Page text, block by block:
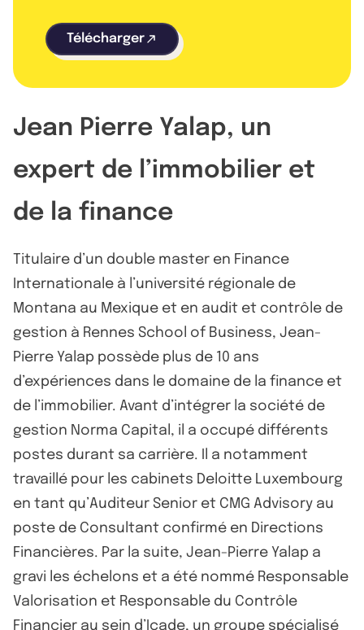
Télécharger
Jean Pierre Yalap, un
expert de l’immobilier et
de la finance
Titulaire d’un double master en Finance
Internationale à l’université régionale de
Montana au Mexique et en audit et contrôle de
gestion à Rennes School of Business, Jean-
Pierre Yalap possède plus de 10 ans
d’expériences dans le domaine de la finance et
de l’immobilier. Avant d’intégrer la société de
gestion Norma Capital, il a occupé différents
postes durant sa carrière. Il a notamment
travaillé pour les cabinets Deloitte Luxembourg
en tant qu’Auditeur Senior et CMG Advisory au
poste de Consultant confirmé en Directions
Financières. Par la suite, Jean-Pierre Yalap a
gravi les échelons et a été nommé Responsable
Valorisation et Responsable du Contrôle
Financier au sein d’Icade, un groupe spécialisé